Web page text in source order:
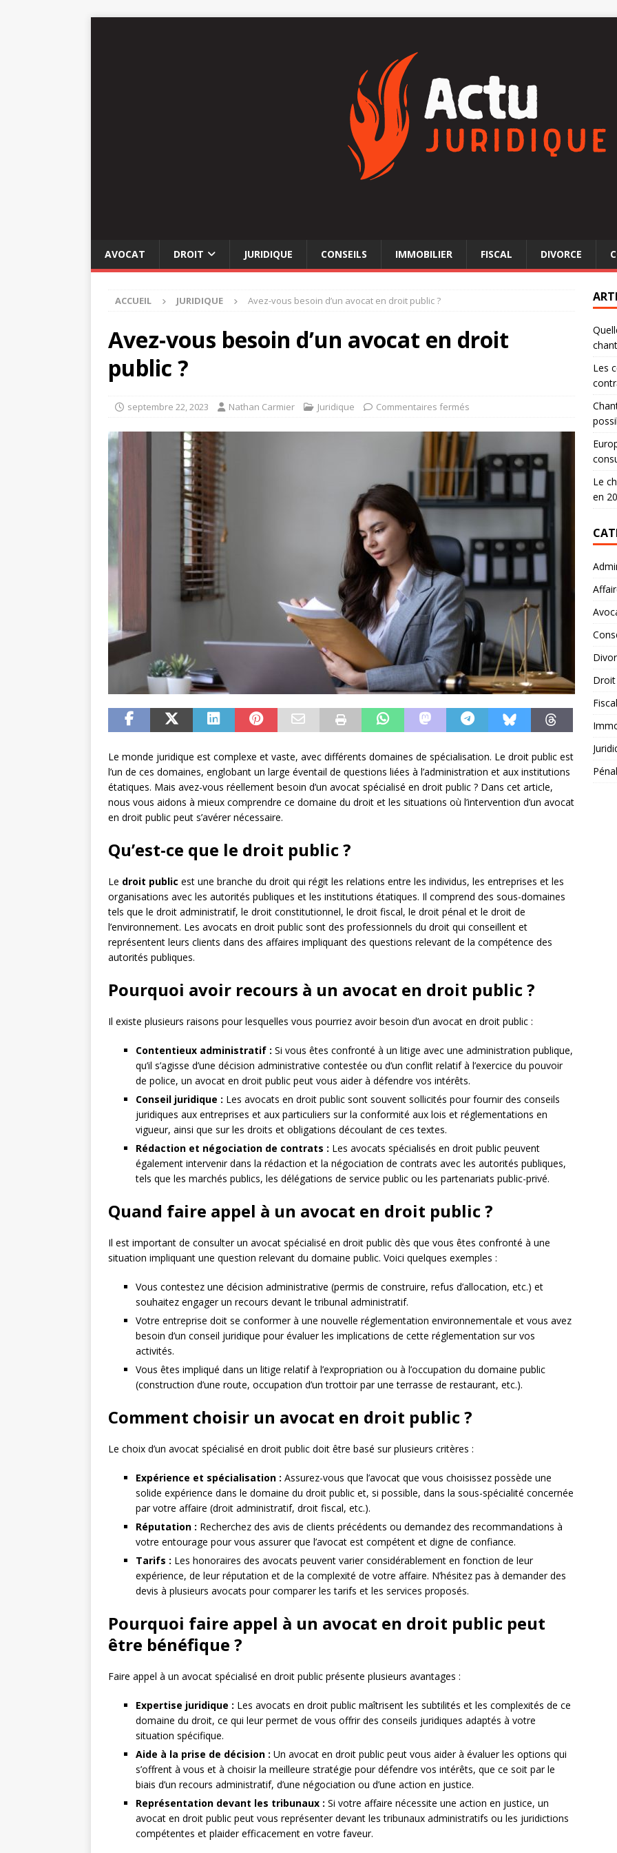
AVOCAT DROIT JURIDIQUE CONSEILS IMMOBILIER FISCAL DIVORCE
ACCUEIL JURIDIQUE Avez-vous besoin d’un avocat en droit public ?
Avez-vous besoin d’un avocat en droit
public ?
septembre 22, 2023 Nathan Carmier Juridique Commentaires fermés
Le monde juridique est complexe et vaste, avec différents domaines de spécialisation. Le droit public est
l’un de ces domaines, englobant un large éventail de questions liées à l’administration et aux institutions
étatiques. Mais avez-vous réellement besoin d’un avocat spécialisé en droit public ? Dans cet article,
nous vous aidons à mieux comprendre ce domaine du droit et les situations où l’intervention d’un avocat
en droit public peut s’avérer nécessaire.
Qu’est-ce que le droit public ?
Le droit public est une branche du droit qui régit les relations entre les individus, les entreprises et les
organisations avec les autorités publiques et les institutions étatiques. Il comprend des sous-domaines
tels que le droit administratif, le droit constitutionnel, le droit fiscal, le droit pénal et le droit de
l’environnement. Les avocats en droit public sont des professionnels du droit qui conseillent et
représentent leurs clients dans des affaires impliquant des questions relevant de la compétence des
autorités publiques.
Pourquoi avoir recours à un avocat en droit public ?
Il existe plusieurs raisons pour lesquelles vous pourriez avoir besoin d’un avocat en droit public :
Contentieux administratif : Si vous êtes confronté à un litige avec une administration publique,
qu’il s’agisse d’une décision administrative contestée ou d’un conflit relatif à l’exercice du pouvoir
de police, un avocat en droit public peut vous aider à défendre vos intérêts.
Conseil juridique : Les avocats en droit public sont souvent sollicités pour fournir des conseils
juridiques aux entreprises et aux particuliers sur la conformité aux lois et réglementations en
vigueur, ainsi que sur les droits et obligations découlant de ces textes.
Rédaction et négociation de contrats : Les avocats spécialisés en droit public peuvent
également intervenir dans la rédaction et la négociation de contrats avec les autorités publiques,
tels que les marchés publics, les délégations de service public ou les partenariats public-privé.
Quand faire appel à un avocat en droit public ?
Il est important de consulter un avocat spécialisé en droit public dès que vous êtes confronté à une
situation impliquant une question relevant du domaine public. Voici quelques exemples :
Vous contestez une décision administrative (permis de construire, refus d’allocation, etc.) et
souhaitez engager un recours devant le tribunal administratif.
Votre entreprise doit se conformer à une nouvelle réglementation environnementale et vous avez
besoin d’un conseil juridique pour évaluer les implications de cette réglementation sur vos
activités.
Vous êtes impliqué dans un litige relatif à l’expropriation ou à l’occupation du domaine public
(construction d’une route, occupation d’un trottoir par une terrasse de restaurant, etc.).
Comment choisir un avocat en droit public ?
Le choix d’un avocat spécialisé en droit public doit être basé sur plusieurs critères :
Expérience et spécialisation : Assurez-vous que l’avocat que vous choisissez possède une
solide expérience dans le domaine du droit public et, si possible, dans la sous-spécialité concernée
par votre affaire (droit administratif, droit fiscal, etc.).
Réputation : Recherchez des avis de clients précédents ou demandez des recommandations à
votre entourage pour vous assurer que l’avocat est compétent et digne de confiance.
Tarifs : Les honoraires des avocats peuvent varier considérablement en fonction de leur
expérience, de leur réputation et de la complexité de votre affaire. N’hésitez pas à demander des
devis à plusieurs avocats pour comparer les tarifs et les services proposés.
Pourquoi faire appel à un avocat en droit public peut
être bénéfique ?
Faire appel à un avocat spécialisé en droit public présente plusieurs avantages :
Expertise juridique : Les avocats en droit public maîtrisent les subtilités et les complexités de ce
domaine du droit, ce qui leur permet de vous offrir des conseils juridiques adaptés à votre
situation spécifique.
Aide à la prise de décision : Un avocat en droit public peut vous aider à évaluer les options qui
s’offrent à vous et à choisir la meilleure stratégie pour défendre vos intérêts, que ce soit par le
biais d’un recours administratif, d’une négociation ou d’une action en justice.
Représentation devant les tribunaux : Si votre affaire nécessite une action en justice, un
avocat en droit public peut vous représenter devant les tribunaux administratifs ou les juridictions
compétentes et plaider efficacement en votre faveur.
Les
Le
en
Droit
Fiscal
Pénal